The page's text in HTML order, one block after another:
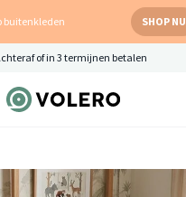
buitenkleden SHOP NU
of in 3 termijnen betalen